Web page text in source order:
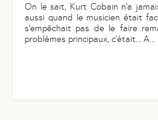
On le sait, Kurt Cobain n’a
aussi quand le musicien était
s’empêchait pas de le faire
problèmes principaux, c'était... A